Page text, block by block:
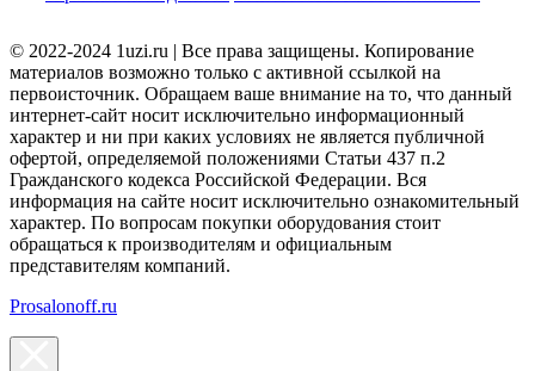
© 2022-2024 1uzi.ru | Все права защищены. Копирование
материалов возможно только с активной ссылкой на
первоисточник. Обращаем ваше внимание на то, что данный
интернет-сайт носит исключительно информационный
характер и ни при каких условиях не является публичной
офертой, определяемой положениями Статьи 437 п.2
Гражданского кодекса Российской Федерации. Вся
информация на сайте носит исключительно ознакомительный
характер. По вопросам покупки оборудования стоит
обращаться к производителям и официальным
представителям компаний.
Prosalonoff.ru